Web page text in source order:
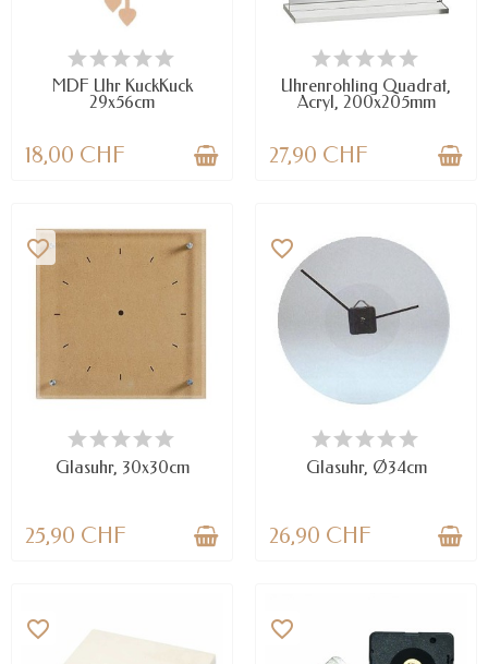
VERFÜGBAR
MDF Uhr KuckKuck
29x56cm
18,00 CHF
VERFÜGBAR
Uhrenrohling Quadrat,
Acryl, 200x205mm
27,90 CHF
VERFÜGBAR
favorite_border
Glasuhr, 30x30cm
25,90 CHF
NUR NOCH WENIGE TEILE
VERFÜGBAR
favorite_border
Glasuhr, Ø34cm
26,90 CHF
favorite_border favorite_border